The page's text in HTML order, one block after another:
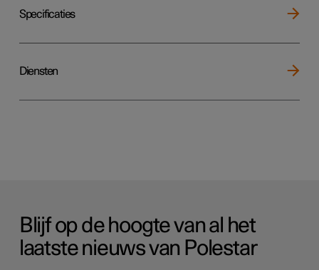
Specificaties
Diensten
Blijf op de hoogte van al het
laatste nieuws van Polestar